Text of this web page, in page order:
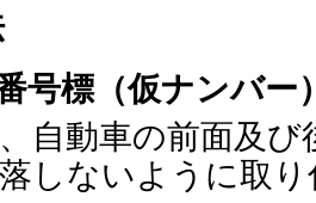
号標（仮ナンバー
自動車の前面及
しないように取